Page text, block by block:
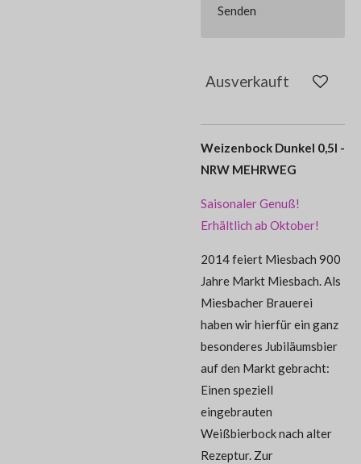
Senden
Ausverkauft
Weizenbock Dunkel 0,5l -
NRW MEHRWEG
Saisonaler Genuß!
Erhältlich ab Oktober!
2014 feiert Miesbach 900
Jahre Markt Miesbach. Als
Miesbacher Brauerei
haben wir hierfür ein ganz
besonderes Jubiläumsbier
auf den Markt gebracht:
Einen speziell
eingebrauten
Weißbierbock nach alter
Rezeptur. Zur